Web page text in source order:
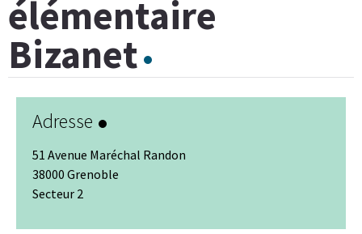
élémentaire
Bizanet
Adresse
51 Avenue Maréchal Randon
38000 Grenoble
Secteur 2